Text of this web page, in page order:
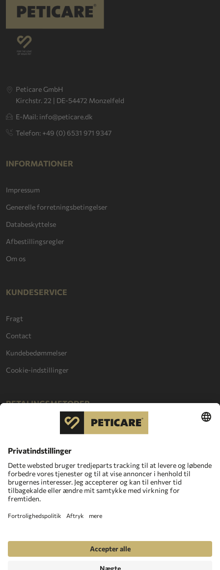
Peticare GmbH
Kirchstr. 22 | DE-54472 Monzelfeld
E-Mail: info@peticare.dk
Telefon: +49 (0) 6531 971 9347
INFORMATIONER
Impressum
Generelle forretningsbetingelser
Databeskyttelse
Afbestillingsregler
Om os
KUNDESERVICE
Fragt
Contact
Kundebedømmelser
Cookie-indstillinger
BETALINGSMETODER